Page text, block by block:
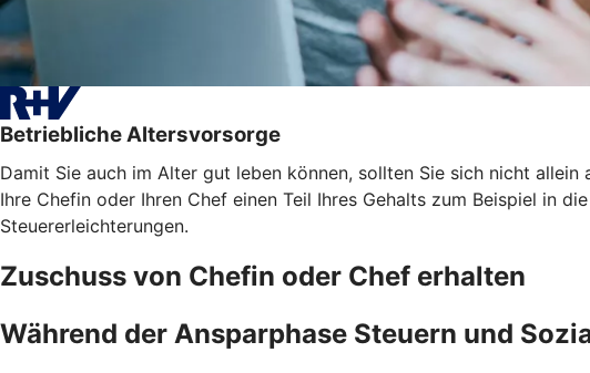
Betriebliche Altersvorsorge
Damit Sie auch im Alter gut leben können, sollten Sie sich nicht
Ihre Chefin oder Ihren Chef einen Teil Ihres Gehalts zum Beispiel in
Steuererleichterungen.
Zuschuss von Chefin oder Chef erhalten
Während der Ansparphase Steuern und